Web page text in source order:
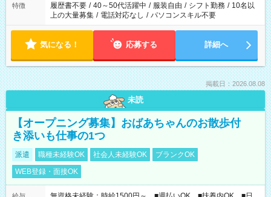
特徴 履歴書不要 / 40～50代活躍中 / 服装自由 / シフト勤務 / 10名以
上の大量募集 / 電話対応なし / パソコンスキル不要
気になる！ 応募する 詳細へ
掲載日：2026.08.08
未読
【オープニング募集】おばあちゃんのお散歩付
き添いも仕事の1つ
派遣 職種未経験OK 社会人未経験OK
ブランクOK
WEB登録・面接OK